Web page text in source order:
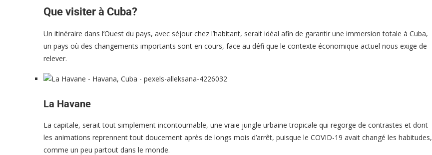
Que visiter à Cuba?
Un itinéraire dans l’Ouest du pays, avec séjour chez l’habitant, serait idéal afin de garantir une immersion totale à Cuba,
un pays où des changements importants sont en cours, face au défi que le contexte économique actuel nous exige de
relever.
La Havane
La capitale, serait tout simplement incontournable, une vraie jungle urbaine tropicale qui regorge de contrastes et dont
les animations reprennent tout doucement après de longs mois d’arrêt, puisque le COVID-19 avait changé les habitudes,
comme un peu partout dans le monde.